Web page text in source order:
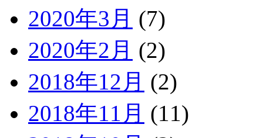
2020年3月 (7)
2020年2月 (2)
2018年12月 (2)
2018年11月 (11)